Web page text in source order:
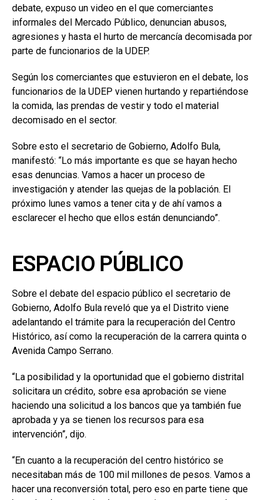
debate, expuso un video en el que comerciantes
informales del Mercado Público, denuncian abusos,
agresiones y hasta el hurto de mercancía decomisada por
parte de funcionarios de la UDEP.
Según los comerciantes que estuvieron en el debate, los
funcionarios de la UDEP vienen hurtando y repartiéndose
la comida, las prendas de vestir y todo el material
decomisado en el sector.
Sobre esto el secretario de Gobierno, Adolfo Bula,
manifestó: “Lo más importante es que se hayan hecho
esas denuncias. Vamos a hacer un proceso de
investigación y atender las quejas de la población. El
próximo lunes vamos a tener cita y de ahí vamos a
esclarecer el hecho que ellos están denunciando”.
ESPACIO PÚBLICO
Sobre el debate del espacio público el secretario de
Gobierno, Adolfo Bula reveló que ya el Distrito viene
adelantando el trámite para la recuperación del Centro
Histórico, así como la recuperación de la carrera quinta o
Avenida Campo Serrano.
“La posibilidad y la oportunidad que el gobierno distrital
solicitara un crédito, sobre esa aprobación se viene
haciendo una solicitud a los bancos que ya también fue
aprobada y ya se tienen los recursos para esa
intervención”, dijo.
“En cuanto a la recuperación del centro histórico se
necesitaban más de 100 mil millones de pesos. Vamos a
hacer una reconversión total, pero eso en parte tiene que